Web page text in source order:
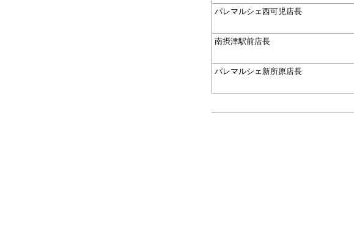
パレマルシェ西可児店長
南摂津駅前店長
パレマルシェ新所原店長